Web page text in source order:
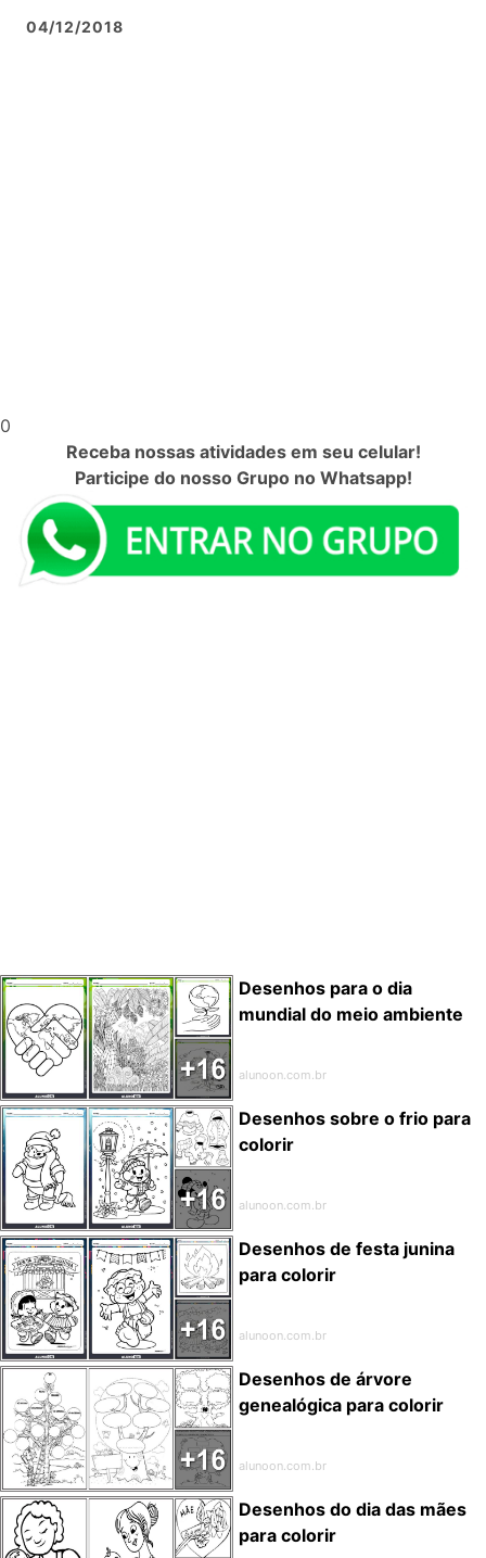
04/12/2018
0
Receba nossas atividades em seu celular!
Participe do nosso Grupo no Whatsapp!
Desenhos para o dia
mundial do meio ambiente
alunoon.com.br
Desenhos sobre o frio para
colorir
alunoon.com.br
Desenhos de festa junina
para colorir
alunoon.com.br
Desenhos de árvore
genealógica para colorir
alunoon.com.br
Desenhos do dia das mães
para colorir